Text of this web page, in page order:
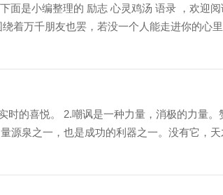
面是小编整理的 励志 心灵鸡汤 语录 ，欢迎
着万千朋友也罢，若没一个人能走进你的心
时的喜悦。 2.嘲讽是一种力量，消极的力量
源泉之一，也是成功的利器之一。没有它，